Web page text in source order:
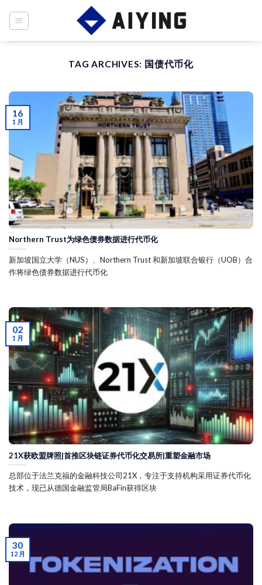
TAG ARCHIVES: 国债代币化
Northern Trust为绿色债券数据进行代币化
新加坡国立大学（NUS）、Northern Trust 和新加坡联合银行（UOB）合
作将绿色债券数据进行代币化
16
1 月
21X获欧盟牌照|首推区块链证券代币化交易所|重塑金融市场
总部位于法兰克福的金融科技公司21X，专注于支持机构采用证券代币化
技术，现已从德国金融监管局BaFin获得区块
02
1 月
30
12 月